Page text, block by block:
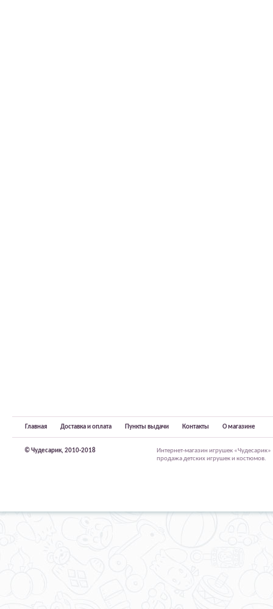
Главная Доставка и оплата Пункты выдачи Контакты О магазине
© Чудесарик, 2010-2018
Интернет-магазин игрушек
продажа детских игрушек и костюмов.